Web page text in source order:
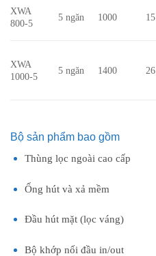
XWA
800-5
5 ngăn 1000 15
XWA
1000-5
5 ngăn 1400 26
Bộ sản phẩm bao gồm
Thùng lọc ngoài cao cấp
Ống hút và xả mềm
Đầu hút mặt (lọc váng)
Bộ khớp nối đầu in/out